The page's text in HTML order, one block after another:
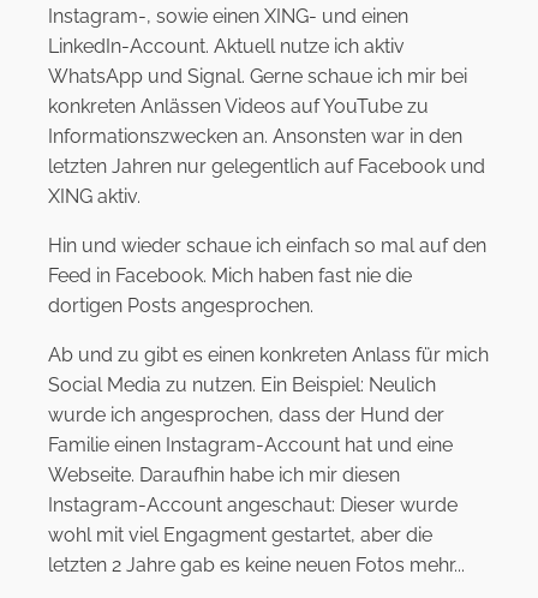
Instagram-, sowie einen XING- und einen
LinkedIn-Account. Aktuell nutze ich aktiv
WhatsApp und Signal. Gerne schaue ich mir bei
konkreten Anlässen Videos auf YouTube zu
Informationszwecken an. Ansonsten war in den
letzten Jahren nur gelegentlich auf Facebook und
XING aktiv.
Hin und wieder schaue ich einfach so mal auf den
Feed in Facebook. Mich haben fast nie die
dortigen Posts angesprochen.
Ab und zu gibt es einen konkreten Anlass für mich
Social Media zu nutzen. Ein Beispiel: Neulich
wurde ich angesprochen, dass der Hund der
Familie einen Instagram-Account hat und eine
Webseite. Daraufhin habe ich mir diesen
Instagram-Account angeschaut: Dieser wurde
wohl mit viel Engagment gestartet, aber die
letzten 2 Jahre gab es keine neuen Fotos mehr...